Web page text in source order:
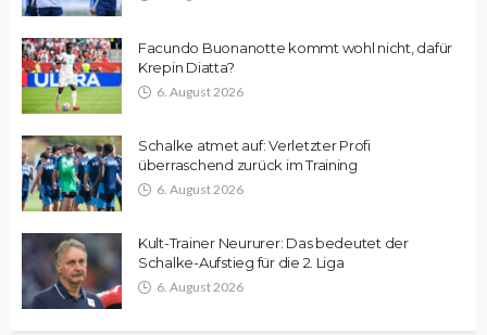
Facundo Buonanotte kommt wohl nicht, dafür
Krepin Diatta?
6. August 2026
Schalke atmet auf: Verletzter Profi
überraschend zurück im Training
6. August 2026
Kult-Trainer Neururer: Das bedeutet der
Schalke-Aufstieg für die 2. Liga
6. August 2026